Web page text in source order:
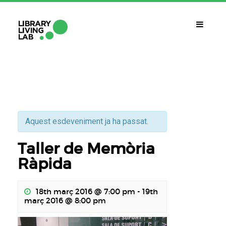
Línies De Treball
QUÈ NECESSITES?
CALENDARI
CAT ESP ENG
Aquest esdeveniment ja ha passat.
Taller de Memòria
Ràpida
18th març 2016 @ 7:00 pm - 19th
març 2016 @ 8:00 pm